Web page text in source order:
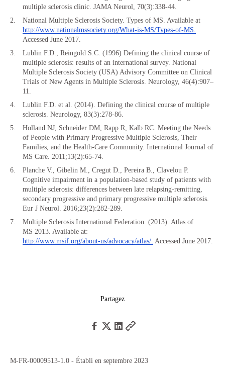
multiple sclerosis clinic. JAMA Neurol, 70(3):338-44.
National Multiple Sclerosis Society. Types of MS. Available at
http://www.nationalmssociety.org/What-is-MS/Types-of-MS.
Accessed June 2017.
Lublin F.D., Reingold S.C. (1996) Defining the clinical course of
multiple sclerosis: results of an international survey. National
Multiple Sclerosis Society (USA) Advisory Committee on Clinical
Trials of New Agents in Multiple Sclerosis. Neurology, 46(4):907–
11.
Lublin F.D. et al. (2014). Defining the clinical course of multiple
sclerosis. Neurology, 83(3):278-86.
Holland NJ, Schneider DM, Rapp R, Kalb RC. Meeting the Needs
of People with Primary Progressive Multiple Sclerosis, Their
Families, and the Health-Care Community. International Journal of
MS Care. 2011;13(2):65-74.
Planche V., Gibelin M., Cregut D., Pereira B., Clavelou P.
Cognitive impairment in a population-based study of patients with
multiple sclerosis: differences between late relapsing-remitting,
secondary progressive and primary progressive multiple sclerosis.
Eur J Neurol. 2016;23(2):282-289.
Multiple Sclerosis International Federation. (2013). Atlas of
MS 2013. Available at:
http://www.msif.org/about-us/advocacy/atlas/. Accessed June 2017.
Partagez
M-FR-00009513-1.0 - Établi en septembre 2023